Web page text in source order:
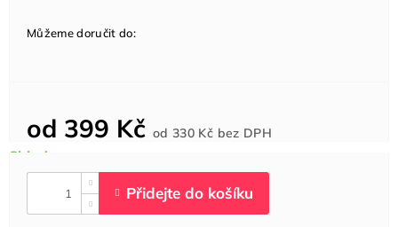
od 399 Kč od330 Kč bez DPHcena:
Můžeme doručit do: